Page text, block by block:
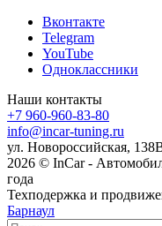
Вконтакте
Telegram
YouTube
Одноклассники
Наши контакты
+7 960-960-83-80
info@incar-tuning.ru
ул. Новороссийская,
2026 © InCar -
года
Техподержка и
Барнаул